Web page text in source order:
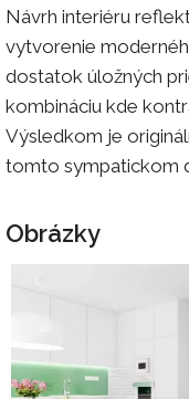
Návrh interiéru
vytvorenie
dostatok úložných
kombináciu kde
Výsledkom je
tomto sympatickom
Obrázky